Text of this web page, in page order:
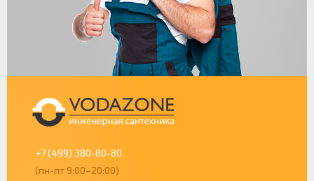
+7 (499) 380-80-80
(пн-пт 9:00–20:00)